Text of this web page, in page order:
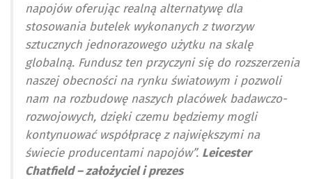
napojów oferując realną alternatywę dla
stosowania butelek wykonanych z tworzyw
sztucznych jednorazowego użytku na skalę
globalną. Fundusz ten przyczyni się do rozszerzenia
naszej obecności na rynku światowym i pozwoli
nam na rozbudowę naszych placówek badawczo-
rozwojowych, dzięki czemu będziemy mogli
kontynuować współpracę z największymi na
świecie producentami napojów”. Leicester
Chatfield – założyciel i prezes